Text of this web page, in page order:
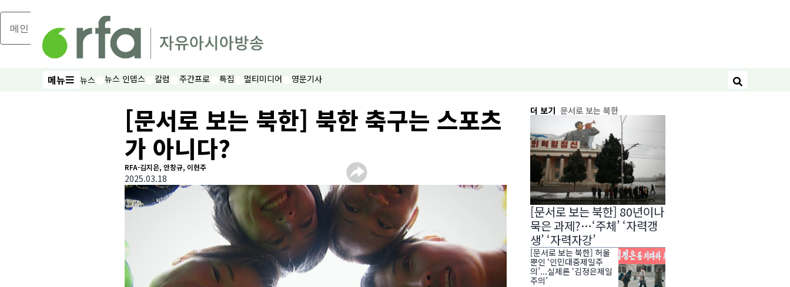
메인 콘텐츠로 건너뛰기
메뉴
메뉴 뉴스 뉴스 인뎁스 칼럼 주간프로 특집 멀티미디어 영문기사
검색
[문서로 보는 북한] 북한 축구는 스포츠
가 아니다?
RFA-김지은, 안창규, 이현주
2025.03.18
더 보기 문서로 보는 북한
[문서로 보는 북한] 80년이나
묵은 과제?…‘주체’ ‘자력갱
생’ ‘자력자강’
[문서로 보는 북한] 허울
뿐인 ‘인민대중제일주
의’...실제론 ‘김정은제일
주의’